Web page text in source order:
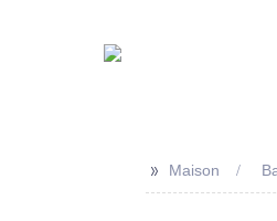
>> Maison